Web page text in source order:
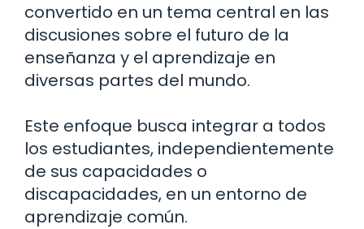
convertido en un tema central en las
discusiones sobre el futuro de la
enseñanza y el aprendizaje en
diversas partes del mundo.
Este enfoque busca integrar a todos
los estudiantes, independientemente
de sus capacidades o
discapacidades, en un entorno de
aprendizaje común.